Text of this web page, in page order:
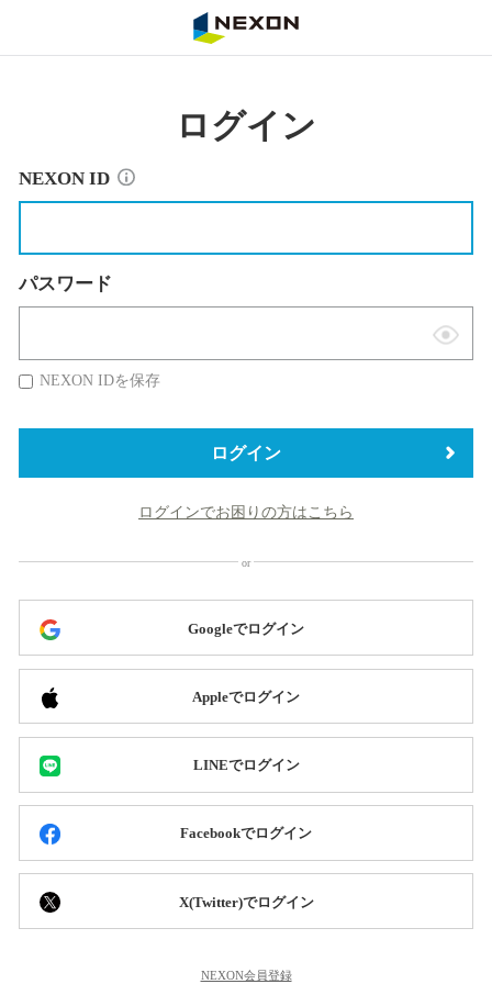
ログイン
NEXON ID
パスワード
表
替
NEXON IDを保存
ログイン
ログインでお困りの方はこちら
Googleでログイン
Appleでログイン
LINEでログイン
Facebookでログイン
X(Twitter)でログイン
NEXON会員登録